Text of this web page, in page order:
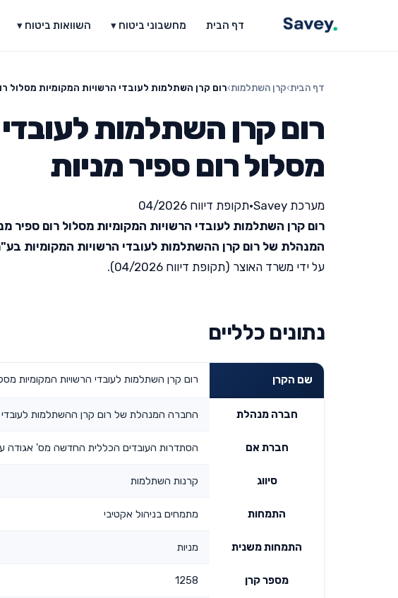
דף הבית מחשבוני ביטוח ▾ השוואות ביטוח ▾
דף הבית›קרן השתלמות›רום קרן השתלמות לעובדי הרשויות המקומיות מסלול
רום קרן השתלמות
מסלול רום ספיר מניות
מערכת Savey •תקופת דיווח 04/2026
רום קרן השתלמות לעובדי הרשויות המקומיות מסלול רום ספיר
המנהלת של רום קרן ההשתלמות לעובדי הרשויות המקומיות
על ידי משרד האוצר (תקופת דיווח 04/2026).
נתונים כלליים
שם הקרן רום קרן השתלמות לעובדי הרשויות המקומיות
חברה מנהלת החברה המנהלת של רום קרן ההשתלמות לעובדי
חברת אם הסתדרות העובדים הכללית החדשה מס' אגודה
סיווג קרנות השתלמות
התמחות מתמחים בניהול אקטיבי
התמחות משנית מניות
מספר קרן 1258